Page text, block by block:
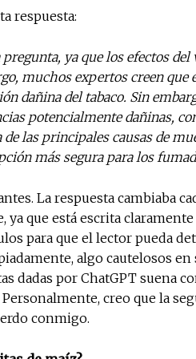
respuesta:
ya que los efectos del
muchos expertos creen que
dañina del tabaco. Sin
potencialmente dañinas,
las principales causas de
más segura para los
La respuesta cambiaba
ya que está escrita
para que el lector pueda
algo cautelosos
dadas por ChatGPT suena
creo que la
conmigo.